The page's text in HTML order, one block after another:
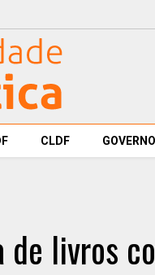
CLDF GOVERNO
de livros